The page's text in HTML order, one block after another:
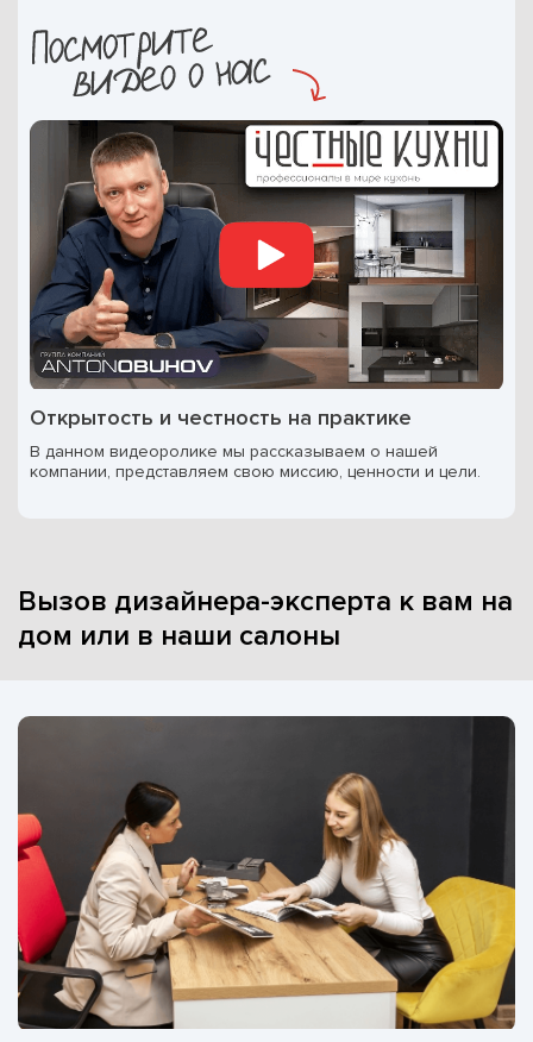
Открытость и честность на практике
В данном видеоролике мы рассказываем о нашей
компании, представляем свою миссию, ценности и цели.
Вызов дизайнера-эксперта к вам на
дом или в наши салоны